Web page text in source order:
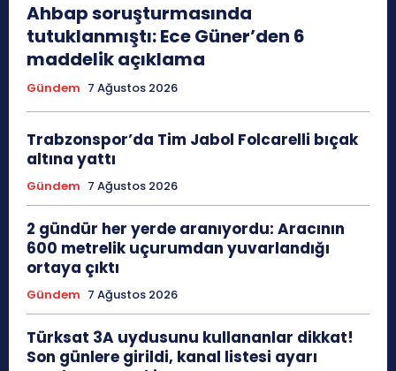
Ahbap soruşturmasında
tutuklanmıştı: Ece Güner’den 6
maddelik açıklama
Gündem 7 Ağustos 2026
Trabzonspor’da Tim Jabol Folcarelli bıçak
altına yattı
Gündem 7 Ağustos 2026
2 gündür her yerde aranıyordu: Aracının
600 metrelik uçurumdan yuvarlandığı
ortaya çıktı
Gündem 7 Ağustos 2026
Türksat 3A uydusunu kullananlar dikkat!
Son günlere girildi, kanal listesi ayarı